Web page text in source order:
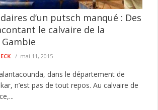
d’un putsch manqué : Des
le calvaire de la
mai 11, 2015
dans le département de
n’est pas de tout repos. Au calvaire de